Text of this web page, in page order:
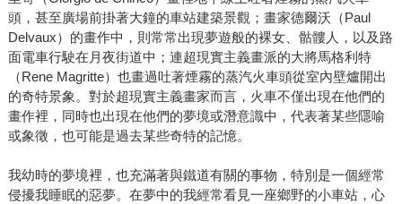
頭，甚至廣場前掛著大鐘的車站建築景觀；畫家德爾沃（Paul
Delvaux）的畫作中，則常常出現夢遊般的裸女、骷髏人，以及路
面電車行駛在月夜街道中；連超現實主義畫派的大將馬格利特
（Rene Magritte）也畫過吐著煙霧的蒸汽火車頭從室內壁爐開出
的奇特景象。對於超現實主義畫家而言，火車不僅出現在他們的
畫作裡，同時也出現在他們的夢境或潛意識中，代表著某些隱喻
或象徵，也可能是過去某些奇特的記憶。
我幼時的夢境裡，也充滿著與鐵道有關的事物，特別是一個經常
侵擾我睡眠的惡夢。在夢中的我經常看見一座鄉野的小車站，心